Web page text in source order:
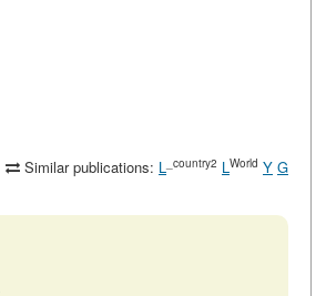
Similar publications: L _country2 LWorld Y G